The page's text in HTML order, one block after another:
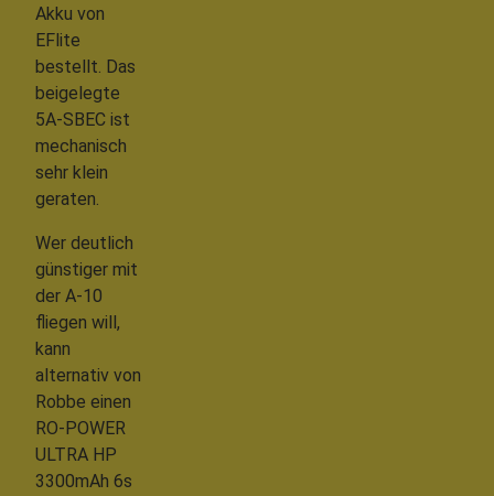
Akku von
EFlite
bestellt. Das
beigelegte
5A-SBEC ist
mechanisch
sehr klein
geraten.
Wer deutlich
günstiger mit
der A-10
fliegen will,
kann
alternativ von
Robbe einen
RO-POWER
ULTRA HP
3300mAh 6s